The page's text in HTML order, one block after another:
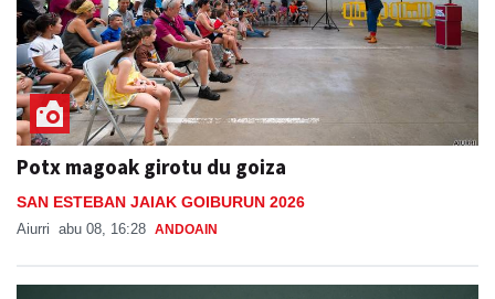
Potx magoak girotu du goiza
SAN ESTEBAN JAIAK GOIBURUN 2026
Aiurri abu 08, 16:28 ANDOAIN